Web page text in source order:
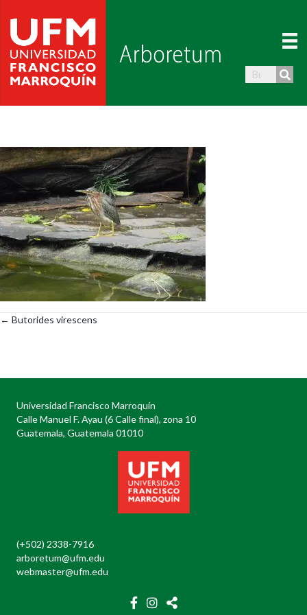
Posts
← Butorides virescens
Universidad Francisco Marroquín
Calle Manuel F. Ayau (6 Calle final), zona 10
Guatemala, Guatemala 01010
(+502) 2338-7916
arboretum@ufm.edu
webmaster@ufm.edu